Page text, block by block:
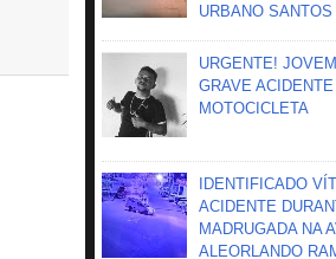
URBANO SANTOS
URGENTE!
GRAVE
MOTOCICLETA
IDENTIFICADO
ACIDENTE
MADRUGADA NA
ALEORLANDO